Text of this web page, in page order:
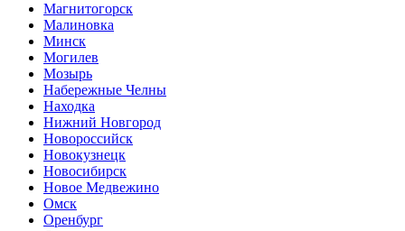
Магнитогорск
Малиновка
Минск
Могилев
Мозырь
Набережные Челны
Находка
Нижний Новгород
Новороссийск
Новокузнецк
Новосибирск
Новое Медвежино
Омск
Оренбург